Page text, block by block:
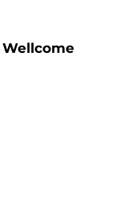
Wellcome